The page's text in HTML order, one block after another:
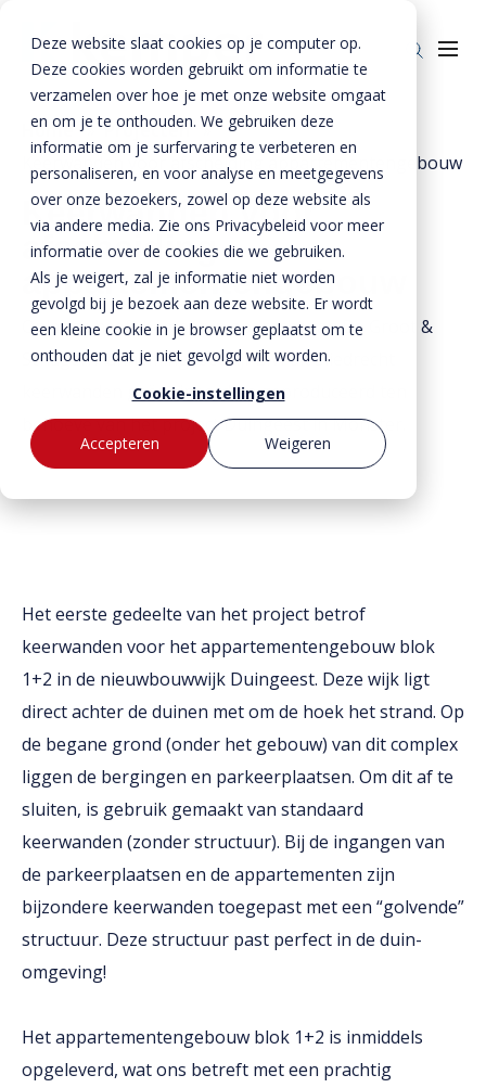
Deze website slaat cookies op je computer op.
Deze cookies worden gebruikt om informatie te
verzamelen over hoe je met onze website omgaat
en om je te onthouden. We gebruiken deze
informatie om je surfervaring te verbeteren en
personaliseren, en voor analyse en meetgegevens
over onze bezoekers, zowel op deze website als
via andere media. Zie ons Privacybeleid voor meer
informatie over de cookies die we gebruiken.
Als je weigert, zal je informatie niet worden
gevolgd bij je bezoek aan deze website. Er wordt
een kleine cookie in je browser geplaatst om te
onthouden dat je niet gevolgd wilt worden.
Cookie-instellingen
Accepteren
Weigeren
Bestekservice
Producten
Enkelkerende keerwanden
Dubbelkerende keerwanden
Zwaarbelastbare keerwanden
Zwaluwwanden
Bloktraptreden
Oplossingen
Infra & Openbare ruimte
Sport & Recreatie
Op- en overslag
Waterkeringen
BTE Groep
Onze verhalen
Over ons
Duurzaamheid
MVO
Home »Projecten »
Keerwanden voor afscheiding appartementengebouw
Keerwanden voor
afscheiding
appartementengebouw
Onlangs heeft Kemper in opdracht van De Groot &
Schagen Aannemingsbedrijf B.V. uit Sliedrecht
keerwanden geëngineerd en geproduceerd ten
behoeve van het project Duingeest in Monster.
Het eerste gedeelte van het project betrof
keerwanden voor het appartementengebouw blok
1+2 in de nieuwbouwwijk Duingeest. Deze wijk ligt
direct achter de duinen met om de hoek het strand. Op
de begane grond (onder het gebouw) van dit complex
liggen de bergingen en parkeerplaatsen. Om dit af te
sluiten, is gebruik gemaakt van standaard
keerwanden (zonder structuur). Bij de ingangen van
de parkeerplaatsen en de appartementen zijn
bijzondere keerwanden toegepast met een “golvende”
structuur. Deze structuur past perfect in de duin-
omgeving!
Het appartementengebouw blok 1+2 is inmiddels
opgeleverd, wat ons betreft met een prachtig